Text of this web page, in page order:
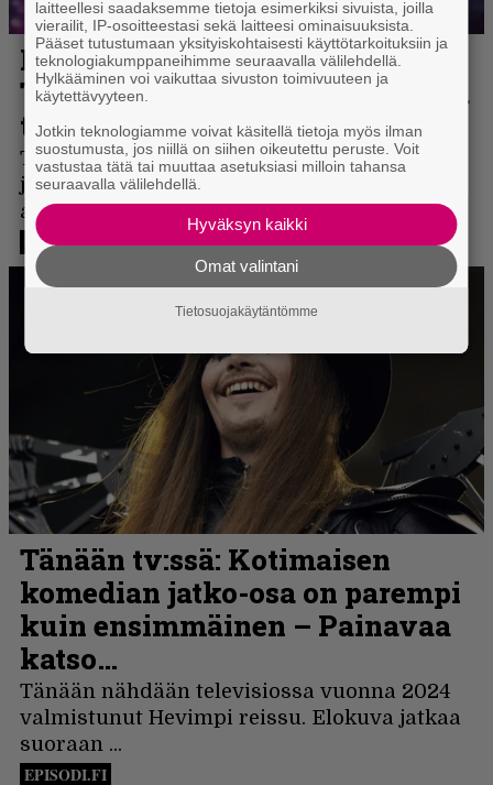
laitteellesi saadaksemme tietoja esimerkiksi sivuista, joilla
vierailit, IP-osoitteestasi sekä laitteesi ominaisuuksista.
Pääset tutustumaan yksityiskohtaisesti käyttötarkoituksiin ja
teknologiakumppaneihimme seuraavalla välilehdellä.
Hylkääminen voi vaikuttaa sivuston toimivuuteen ja
käytettävyyteen.
Jotkin teknologiamme voivat käsitellä tietoja myös ilman
suostumusta, jos niillä on siihen oikeutettu peruste. Voit
vastustaa tätä tai muuttaa asetuksiasi milloin tahansa
seuraavalla välilehdellä.
Hyväksyn kaikki
Omat valintani
Tietosuojakäytäntömme